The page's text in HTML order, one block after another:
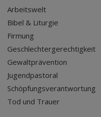
Arbeitswelt
Bibel & Liturgie
Firmung
Geschlechtergerechtigkeit
Gewaltprävention
Jugendpastoral
Schöpfungsverantwortung
Tod und Trauer